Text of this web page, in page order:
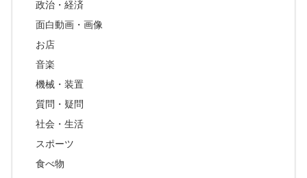
政治・経済
面白動画・画像
お店
音楽
機械・装置
質問・疑問
社会・生活
スポーツ
食べ物